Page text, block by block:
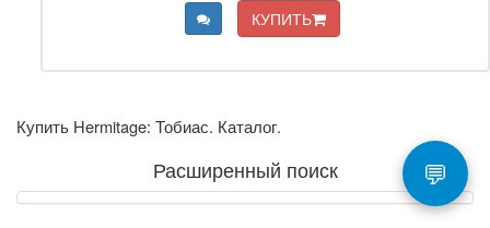
КУПИТЬ
Купить Hermitage: Тобиас. Каталог.
Расширенный поиск 💬